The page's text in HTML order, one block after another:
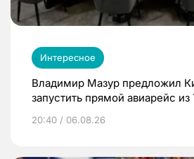
Интересное
Владимир Мазур предложил
запустить прямой авиарейс
20:40 / 06.08.26